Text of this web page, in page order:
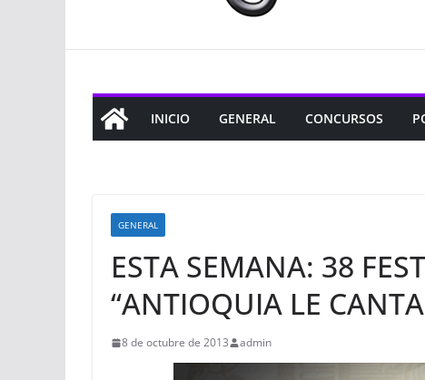
INICIO GENERAL CONCURSOS
GENERAL
ESTA SEMANA: 38
“ANTIOQUIA LE
8 de octubre de 2013 admin